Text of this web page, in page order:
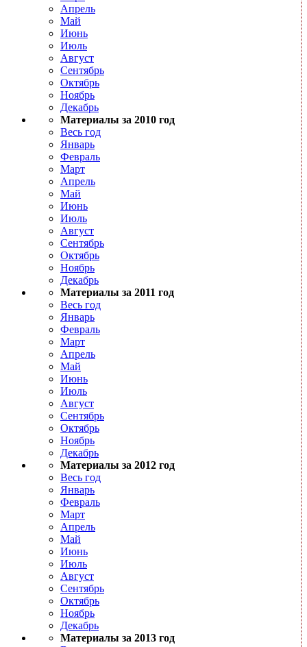
Апрель
Май
Июнь
Июль
Август
Сентябрь
Октябрь
Ноябрь
Декабрь
Материалы за 2010 год
Весь год
Январь
Февраль
Март
Апрель
Май
Июнь
Июль
Август
Сентябрь
Октябрь
Ноябрь
Декабрь
Материалы за 2011 год
Весь год
Январь
Февраль
Март
Апрель
Май
Июнь
Июль
Август
Сентябрь
Октябрь
Ноябрь
Декабрь
Материалы за 2012 год
Весь год
Январь
Февраль
Март
Апрель
Май
Июнь
Июль
Август
Сентябрь
Октябрь
Ноябрь
Декабрь
Материалы за 2013 год